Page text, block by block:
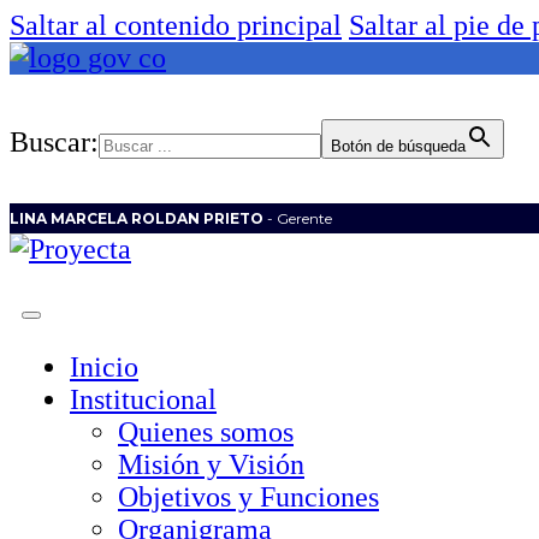
Saltar al contenido principal Saltar al pie de
Buscar: Botón de búsqueda
LINA MARCELA ROLDAN PRIETO - Gerente
Inicio
Institucional
Quienes somos
Misión y Visión
Objetivos y Funciones
Organigrama